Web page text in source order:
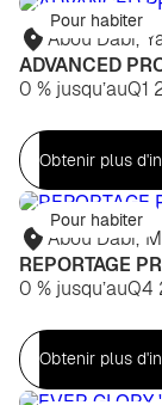
Pour habiter
Abou Dabi,
ADVANCED
0 % jusqu’auQ1
Obtenir plus
Pour habiter
Abou Dabi,
REPORTAGE
0 % jusqu’auQ4
Obtenir plus